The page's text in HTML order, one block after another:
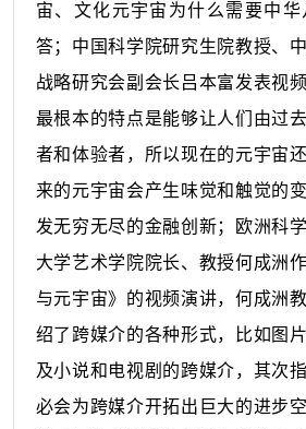
宙、文化元宇宙为什么需要中华
答；中国科学院研究生院教授、
战略研究会副会长吕本富发表视
最根本的特点是能够让人们由过
者和体验者，所以现在的元宇宙
来的元宇宙会产生味觉和触觉的
发无穷无尽的金融创新；欧洲科
大学艺术学院院长、教授何成洲
与元宇宙》的视频演讲，何成洲
绍了跨媒介的各种形式，比如图
及小说和电视剧的跨媒介，其次
必会为跨媒介开拓出巨大的进步